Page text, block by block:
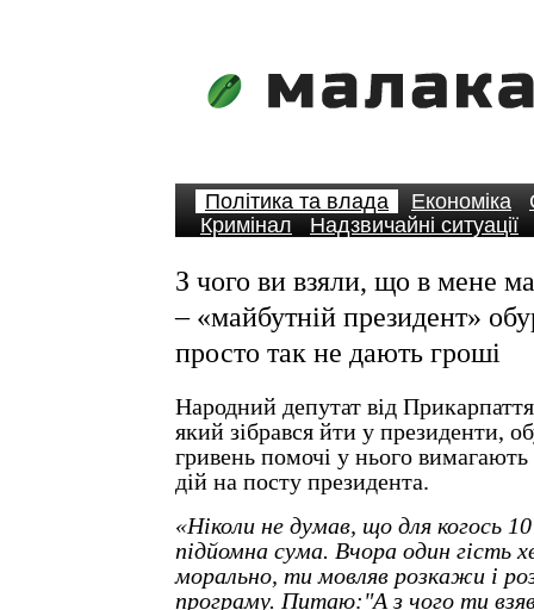
Політика та влада Економіка
Кримінал
Надзвичайні ситуації
З чого ви взяли, що в мене
– «майбутній президент»
просто так не дають гроші
Народний депутат від
який зібрався йти у президенти,
гривень помочі у нього
дій на посту президента.
«Ніколи не думав, що для когось
підйомна сума. Вчора один гість
морально, ти мовляв розкажи і
програму. Питаю:"А з чого ти